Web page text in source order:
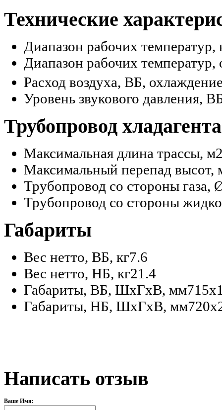
Технические
Диапазон рабочих температур,
Диапазон рабочих температур,
Расход воздуха, ВБ,
Уровень звукового давления,
Трубопровод хладагента
Максимальная длина трассы, м
Максимальный перепад высот,
Трубопровод со стороны газа,
Трубопровод со стороны
Габариты
Вес нетто, ВБ, кг7.6
Вес нетто, НБ, кг21.4
Габариты, ВБ, ШхГхВ, мм
Габариты, НБ, ШхГхВ, мм
Написать отзыв
Ваше Имя: